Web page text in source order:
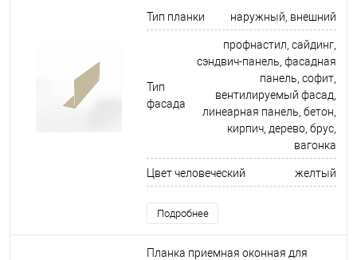
Тип планки наружный, внешний
Тип
фасада
профнастил, сайдинг,
сэндвич-панель, фасадная
панель, софит,
вентилируемый фасад,
линеарная панель, бетон,
кирпич, дерево, брус,
вагонка
Цвет человеческий желтый
Подробнее
Планка приемная оконная для